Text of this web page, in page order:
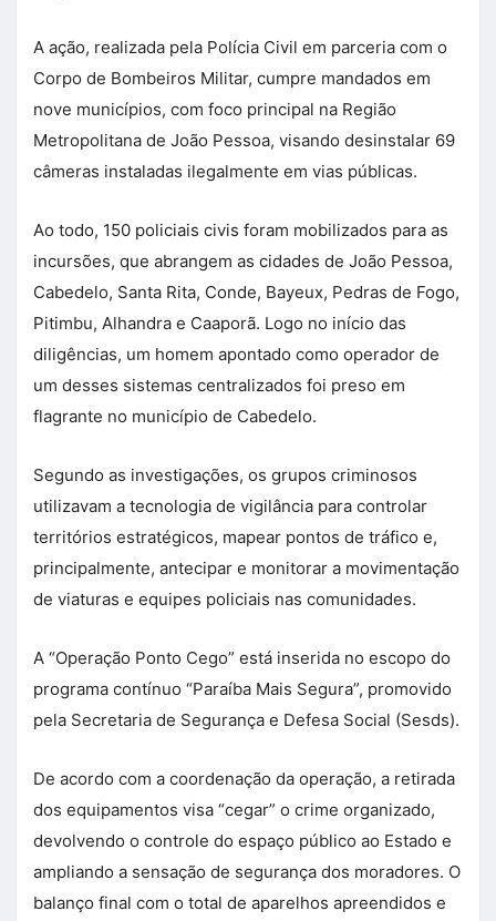
A ação, realizada pela Polícia Civil em parceria com o
Corpo de Bombeiros Militar, cumpre mandados em
nove municípios, com foco principal na Região
Metropolitana de João Pessoa, visando desinstalar 69
câmeras instaladas ilegalmente em vias públicas.
Ao todo, 150 policiais civis foram mobilizados para as
incursões, que abrangem as cidades de João Pessoa,
Cabedelo, Santa Rita, Conde, Bayeux, Pedras de Fogo,
Pitimbu, Alhandra e Caaporã. Logo no início das
diligências, um homem apontado como operador de
um desses sistemas centralizados foi preso em
flagrante no município de Cabedelo.
Segundo as investigações, os grupos criminosos
utilizavam a tecnologia de vigilância para controlar
territórios estratégicos, mapear pontos de tráfico e,
principalmente, antecipar e monitorar a movimentação
de viaturas e equipes policiais nas comunidades.
A “Operação Ponto Cego” está inserida no escopo do
programa contínuo “Paraíba Mais Segura”, promovido
pela Secretaria de Segurança e Defesa Social (Sesds).
De acordo com a coordenação da operação, a retirada
dos equipamentos visa “cegar” o crime organizado,
devolvendo o controle do espaço público ao Estado e
ampliando a sensação de segurança dos moradores. O
balanço final com o total de aparelhos apreendidos e